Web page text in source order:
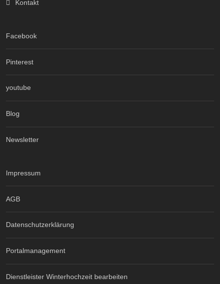
Kontakt
Facebook
Pinterest
youtube
Blog
Newsletter
Impressum
AGB
Datenschutzerklärung
Portalmanagement
Dienstleister Winterhochzeit bearbeiten